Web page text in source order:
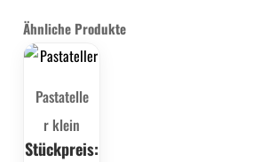
Ähnliche Produkte
Pastatelle
r klein
Stückpreis: